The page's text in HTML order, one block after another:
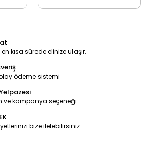
kısa sürede elinize ulaşır.
ödeme sistemi
ve kampanya seçeneği
bize iletebilirsiniz.